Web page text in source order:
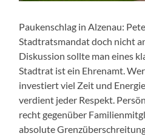
Paukenschlag in Alzenau:
Stadtratsmandat doch nicht
Diskussion sollte man eines
Stadtrat ist ein Ehrenamt.
investiert viel Zeit und
verdient jeder Respekt.
recht gegenüber
absolute